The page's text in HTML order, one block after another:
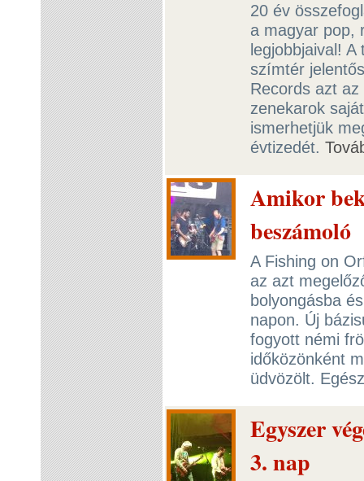
20 év
a magyar pop,
legjobbjaival!
szímtér
Records azt
zenekarok
ismerhetjük
évtizedét.
Amikor
beszámoló
A Fishing on
az azt
bolyongásba
napon. Új
fogyott némi
időközönként
üdvözölt.
Egyszer
3. nap